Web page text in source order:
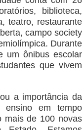
biblioteca,
teatro, restaurante
campo society
Durante
um ônibus escolar
que vivem
a importância da
ensino em tempo
mais de 100 novas